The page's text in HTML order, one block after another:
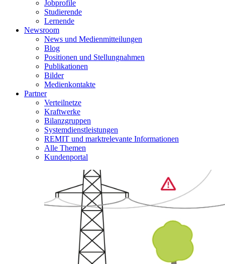
Jobprofile
Studierende
Lernende
Newsroom
News und Medienmitteilungen
Blog
Positionen und Stellungnahmen
Publikationen
Bilder
Medienkontakte
Partner
Verteilnetze
Kraftwerke
Bilanzgruppen
Systemdienstleistungen
REMIT und marktrelevante Informationen
Alle Themen
Kundenportal